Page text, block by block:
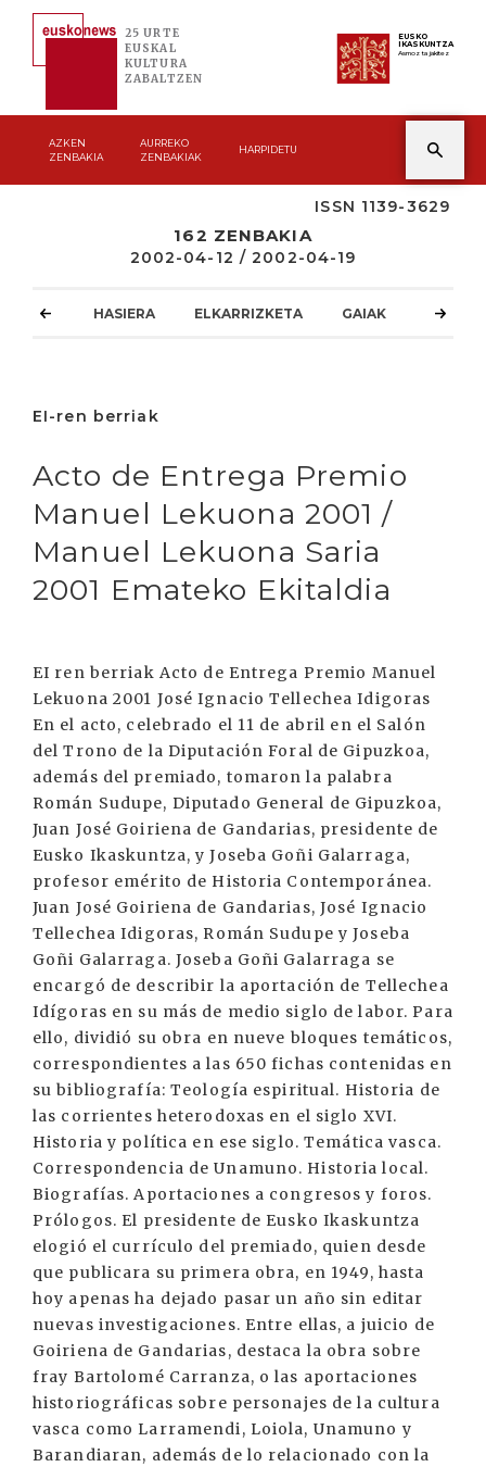
25 URTE
EUSKAL
KULTURA
ZABALTZEN
EUSKO
IKASKUNTZA
Asmoz ta jakitez
AZKEN
ZENBAKIA
AURREKO
ZENBAKIAK
HARPIDETU
ISSN 1139-3629
162 ZENBAKIA
2002-04-12 / 2002-04-19
HASIERA ELKARRIZKETA GAIAK
EI-ren berriak
Acto de Entrega Premio
Manuel Lekuona 2001 /
Manuel Lekuona Saria
2001 Emateko Ekitaldia
EI ren berriak Acto de Entrega Premio Manuel
Lekuona 2001 José Ignacio Tellechea Idigoras
En el acto, celebrado el 11 de abril en el Salón
del Trono de la Diputación Foral de Gipuzkoa,
además del premiado, tomaron la palabra
Román Sudupe, Diputado General de Gipuzkoa,
Juan José Goiriena de Gandarias, presidente de
Eusko Ikaskuntza, y Joseba Goñi Galarraga,
profesor emérito de Historia Contemporánea.
Juan José Goiriena de Gandarias, José Ignacio
Tellechea Idigoras, Román Sudupe y Joseba
Goñi Galarraga. Joseba Goñi Galarraga se
encargó de describir la aportación de Tellechea
Idígoras en su más de medio siglo de labor. Para
ello, dividió su obra en nueve bloques temáticos,
correspondientes a las 650 fichas contenidas en
su bibliografía: Teología espiritual. Historia de
las corrientes heterodoxas en el siglo XVI.
Historia y política en ese siglo. Temática vasca.
Correspondencia de Unamuno. Historia local.
Biografías. Aportaciones a congresos y foros.
Prólogos. El presidente de Eusko Ikaskuntza
elogió el currículo del premiado, quien desde
que publicara su primera obra, en 1949, hasta
hoy apenas ha dejado pasar un año sin editar
nuevas investigaciones. Entre ellas, a juicio de
Goiriena de Gandarias, destaca la obra sobre
fray Bartolomé Carranza, o las aportaciones
historiográficas sobre personajes de la cultura
vasca como Larramendi, Loiola, Unamuno y
Barandiaran, además de lo relacionado con la